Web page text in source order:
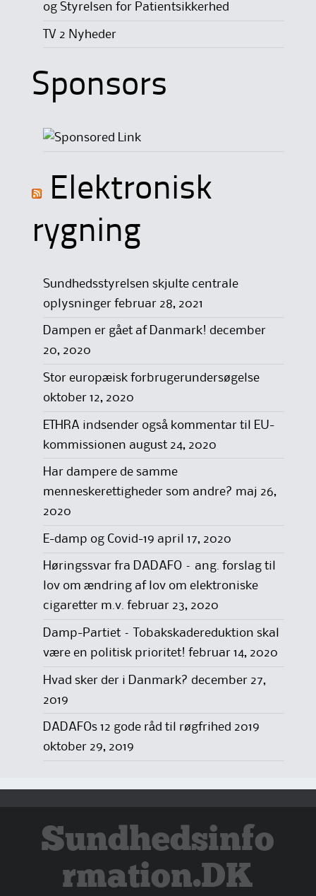
og Styrelsen for Patientsikkerhed
TV 2 Nyheder
Sponsors
Elektronisk
rygning
Sundhedsstyrelsen skjulte centrale
oplysninger februar 28, 2021
Dampen er gået af Danmark! december
20, 2020
Stor europæisk forbrugerundersøgelse
oktober 12, 2020
ETHRA indsender også kommentar til EU-
kommissionen august 24, 2020
Har dampere de samme
menneskerettigheder som andre? maj 26,
2020
E-damp og Covid-19 april 17, 2020
Høringssvar fra DADAFO – ang. forslag til
lov om ændring af lov om elektroniske
cigaretter m.v. februar 23, 2020
Damp-Partiet – Tobakskadereduktion skal
være en politisk prioritet! februar 14, 2020
Hvad sker der i Danmark? december 27,
2019
DADAFOs 12 gode råd til røgfrihed 2019
oktober 29, 2019
Sundhedsinfo
rmation.DK